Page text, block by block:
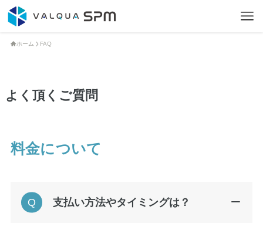
ホーム FAQ
よく頂くご質問
料金について
支払い方法やタイミングは？